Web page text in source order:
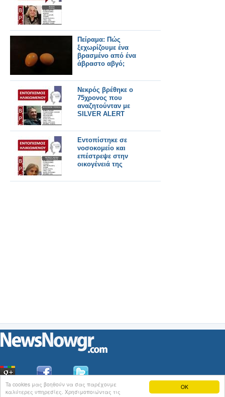
OK
Ta cookies μας βοηθούν να σας παρέχουμε
καλύτερες υπηρεσίες. Χρησιμοποιώντας τις
Πείραμα: Πώς
ξεχωρίζουμε ένα
βρασμένο από ένα
άβραστο αβγό;
Νεκρός βρέθηκε ο
75χρονος που
αναζητούνταν με
SILVER ALERT
Εντοπίστηκε σε
νοσοκομείο και
επέστρεψε στην
οικογένειά της